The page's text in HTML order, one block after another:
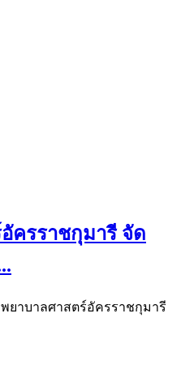
ครราชกุมารี จัด
ยาบาลศาสตร์อัครราชกุมารี